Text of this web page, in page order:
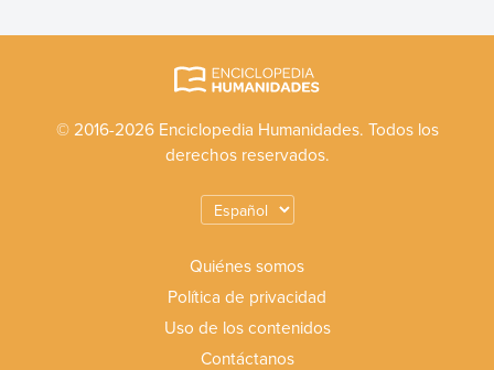
© 2016-2026 Enciclopedia Humanidades. Todos los
derechos reservados.
Quiénes somos
Política de privacidad
Uso de los contenidos
Contáctanos